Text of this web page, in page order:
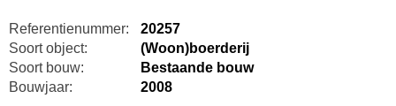
Referentienummer:
20257
Soort object:
(Woon)boerderij
Soort bouw:
Bestaande bouw
Bouwjaar:
2008